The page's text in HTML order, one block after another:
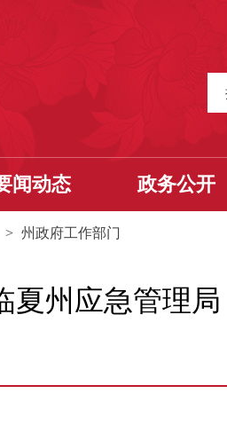
闻动态 政务公开
> 州政府工作部门
夏州应急管理局